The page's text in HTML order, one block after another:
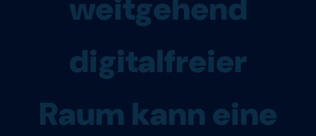
weitgehend
digitalfreier
Raum kann eine